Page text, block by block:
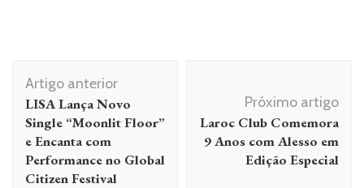
Navegação
de
post
Artigo anterior
LISA Lança Novo
Single “Moonlit Floor”
e Encanta com
Performance no Global
Citizen Festival
Próximo artigo
Laroc Club Comemora
9 Anos com Alesso em
Edição Especial